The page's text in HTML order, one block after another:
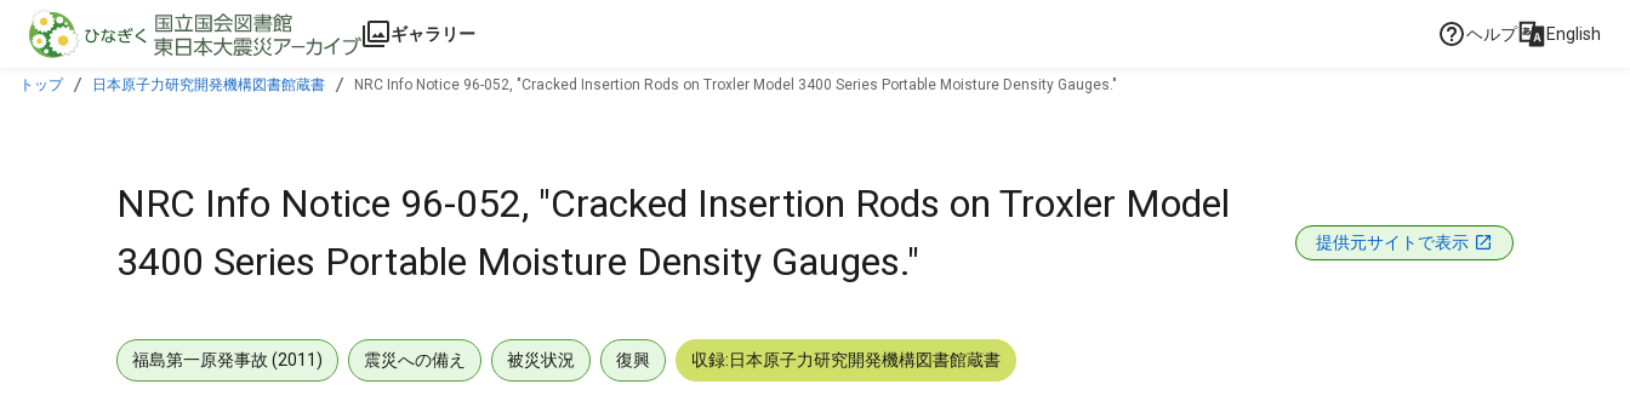
本文に飛ぶ
ギャラリー ヘルプ English
トップ 日本原子力研究開発機構図書館蔵書 NRC Info Notice 96-052, "Cracked Insertion Rods on Troxler Model 3400 Series Portable Moisture Density Gauges."
NRC Info Notice 96-052, "Cracked Insertion Rods on Troxler Model
3400 Series Portable Moisture Density Gauges."
提供元サイトで表示
福島第一原発事故 (2011) 震災への備え 被災状況 復興 収録:日本原子力研究開発機構図書館蔵書